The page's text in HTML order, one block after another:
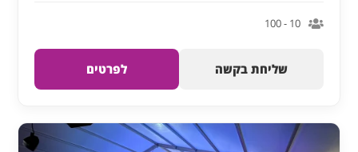
10 - 100
שליחת בקשה לפרטים